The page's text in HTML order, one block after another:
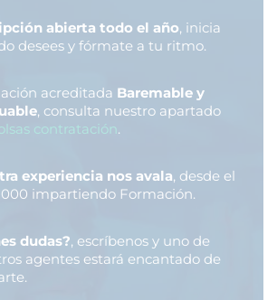
abierta todo el año, inicia
desees y fórmate a tu ritmo.
acreditada Baremable y
, consulta nuestro apartado
contratación.
experiencia nos avala, desde el
impartiendo Formación.
dudas?, escríbenos y uno de
agentes estará encantado de